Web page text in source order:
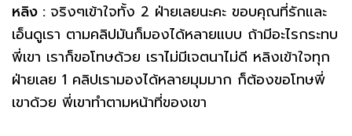
หลิง : จริงๆเข้าใจทั้ง 2 ฝ่ายเลยนะคะ ขอบคุณที่รักและ
เอ็นดูเรา ตามคลิปมันก็มองได้หลายแบบ ถ้ามีอะไรกระทบ
พี่เขา เราก็ขอโทษด้วย เราไม่มีเจตนาไม่ดี หลิงเข้าใจทุก
ฝ่ายเลย 1 คลิปเรามองได้หลายมุมมาก ก็ต้องขอโทษพี่
เขาด้วย พี่เขาทำตามหน้าที่ของเขา